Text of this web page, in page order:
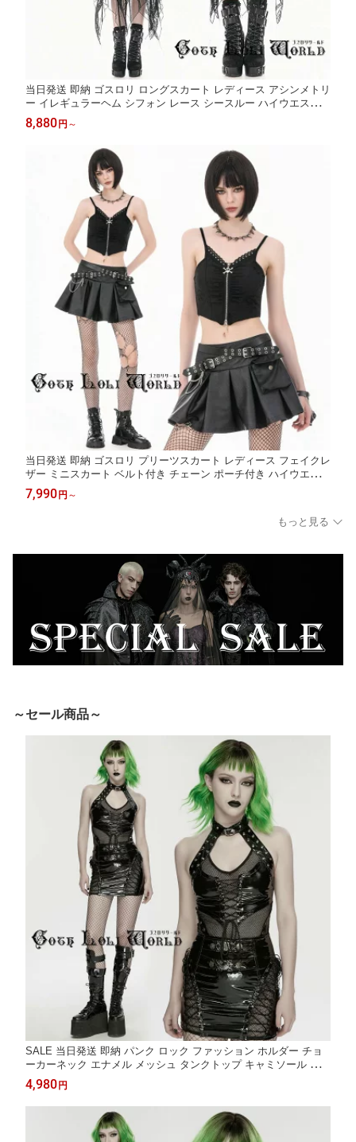
当日発送 即納 ゴスロリ ロングスカート レディース アシンメトリ
ー イレギュラーヘム シフォン レース シースルー ハイウエスト
フレア ゴシック ロリータ ブラック パンク コスプレ ヴィジュア
ル系 地雷系 個性的 ライブ衣装 舞台衣装 ステージ衣装 イベント
8,880 円 ～
当日発送 即納 ゴスロリ プリーツスカート レディース フェイクレ
ザー ミニスカート ベルト付き チェーン ポーチ付き ハイウエスト
編み上げ ゴシック パンク ブラック コスプレ ヴィジュアル系 地
雷系 個性的 ライブ衣装 舞台衣装 ステージ衣装 イベント衣装 仮
7,990 円 ～
もっと見る
～セール商品～
SALE 当日発送 即納 パンク ロック ファッション ホルダー チョ
ーカーネック エナメル メッシュ タンクトップ キャミソール 地雷
系 ゴシック ビジュアル系 ヴィジュアル系 V系 サブカル 個性的
ライブ衣装 舞台衣装 ステージ衣装 イベント衣装 仮装 衣装
4,980円